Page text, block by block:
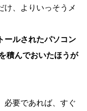
け、よりいっそうメ
ールされたパソコン
積んでおいたほうが
必要であれば、すぐ